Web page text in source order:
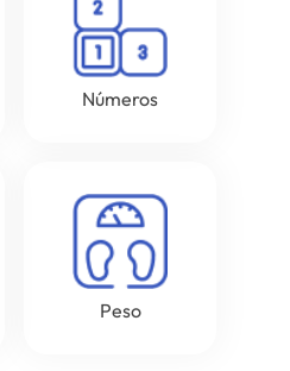
Números
Peso